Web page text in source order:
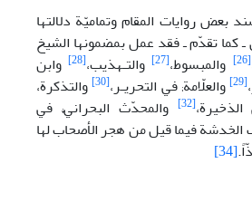
بعض روايات المقام وتماميّة دلالتها
كما تقدّم ـ فقد عمل بمضمونها الشيخ
[26] والمبسوط،[27] والتـهذيب،[28]
وابن
[29] والعلّامة; في التحريـر،[30] والتذكرة،
[32]
والمحدّث البحرانيّ; في
الخدشة فيما قيل من هجر الأصحاب لها
[34]